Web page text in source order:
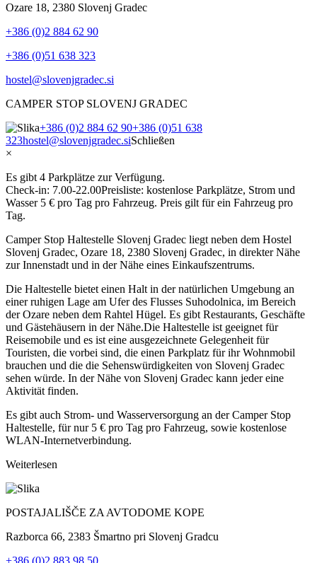
Ozare 18, 2380 Slovenj Gradec
+386 (0)2 884 62 90
+386 (0)51 638 323
hostel@slovenjgradec.si
CAMPER STOP SLOVENJ GRADEC
+386 (0)2 884 62 90+386 (0)51 638
323hostel@slovenjgradec.siSchließen
×
Es gibt 4 Parkplätze zur Verfügung.
Check-in: 7.00-22.00Preisliste: kostenlose Parkplätze, Strom und
Wasser 5 € pro Tag pro Fahrzeug. Preis gilt für ein Fahrzeug pro
Tag.
Camper Stop Haltestelle Slovenj Gradec liegt neben dem Hostel
Slovenj Gradec, Ozare 18, 2380 Slovenj Gradec, in direkter Nähe
zur Innenstadt und in der Nähe eines Einkaufszentrums.
Die Haltestelle bietet einen Halt in der natürlichen Umgebung an
einer ruhigen Lage am Ufer des Flusses Suhodolnica, im Bereich
der Ozare neben dem Rahtel Hügel. Es gibt Restaurants, Geschäfte
und Gästehäusern in der Nähe.Die Haltestelle ist geeignet für
Reisemobile und es ist eine ausgezeichnete Gelegenheit für
Touristen, die vorbei sind, die einen Parkplatz für ihr Wohnmobil
brauchen und die die Sehenswürdigkeiten von Slovenj Gradec
sehen würde. In der Nähe von Slovenj Gradec kann jeder eine
Aktivität finden.
Es gibt auch Strom- und Wasserversorgung an der Camper Stop
Haltestelle, für nur 5 € pro Tag pro Fahrzeug, sowie kostenlose
WLAN-Internetverbindung.
Weiterlesen
POSTAJALIŠČE ZA AVTODOME KOPE
Razborca 66, 2383 Šmartno pri Slovenj Gradcu
+386 (0)2 883 98 50